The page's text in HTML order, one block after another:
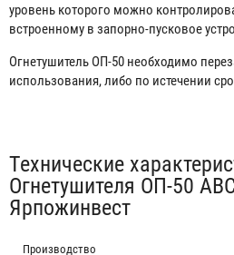
уровень которого можно
встроенному в запорно-пусковое
Огнетушитель ОП-50 необходимо
использования, либо по истечении
Табы
Технические
Огнетушителя ОП-50
Ярпожинвест
Производство